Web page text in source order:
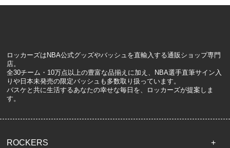
ロッカーズはNBA公式グッズやバッシュを直輸入する通販ショップ専門
店。
全30チーム・10万点以上の豊富な品揃えに加え、NBA選手直筆サイン入
りや日本未発売の限定バッシュも多数取り扱っています。
バスケと共に生活するあなたの幸せな毎日を、ロッカーズが提案しま
す。
ROCKERS